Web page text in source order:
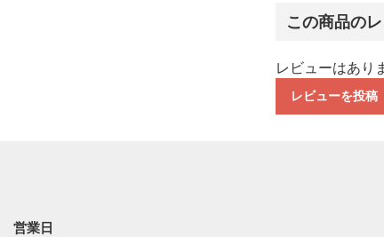
この商品の
レビューはあり
レビューを投稿
営業日